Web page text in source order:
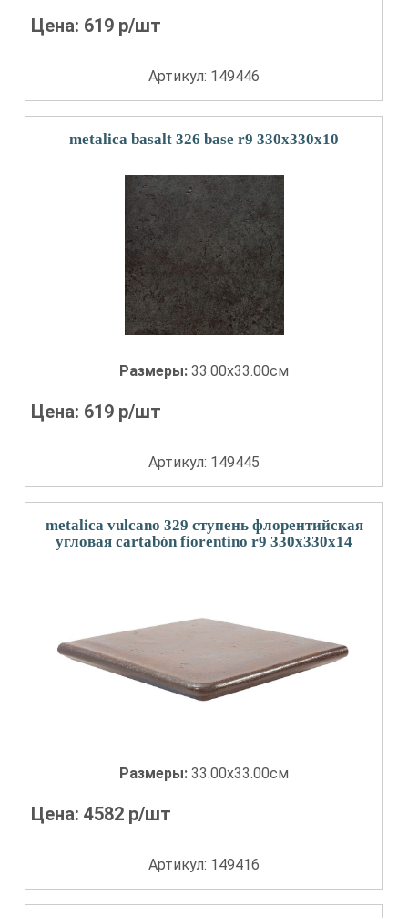
Цена: 619 р/шт
Артикул: 149446
metalica basalt 326 base r9 330x330x10
Размеры: 33.00x33.00см
Цена: 619 р/шт
Артикул: 149445
metalica vulcano 329 ступень флорентийская
угловая cartabón fiorentino r9 330x330x14
Размеры: 33.00x33.00см
Цена:4582 р/шт
Артикул: 149416